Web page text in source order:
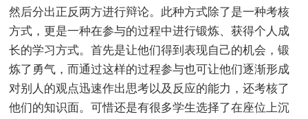
然后分出正反两方进行辩论。此种方式除了是一种考核
方式，更是一种在参与的过程中进行锻炼、获得个人成
长的学习方式。首先是让他们得到表现自己的机会，锻
炼了勇气，而通过这样的过程参与也可让他们逐渐形成
对别人的观点迅速作出思考以及反应的能力，还考核了
他们的知识面。可惜还是有很多学生选择了在座位上沉